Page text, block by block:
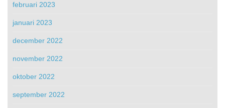
februari 2023
januari 2023
december 2022
november 2022
oktober 2022
september 2022